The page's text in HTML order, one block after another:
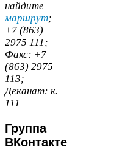
найдите
маршрут;
+7 (863)
2975 111;
Факс: +7
(863) 2975
113;
Деканат: к.
111
Группа
ВКонтакте